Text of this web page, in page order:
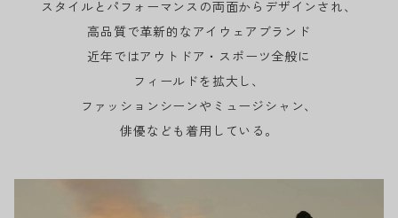
スタイルとパフォーマンスの両面からデザインされ、
高品質で革新的なアイウェアブランド
近年ではアウトドア・スポーツ全般に
フィールドを拡大し、
ファッションシーンやミュージシャン、
俳優なども着用している。